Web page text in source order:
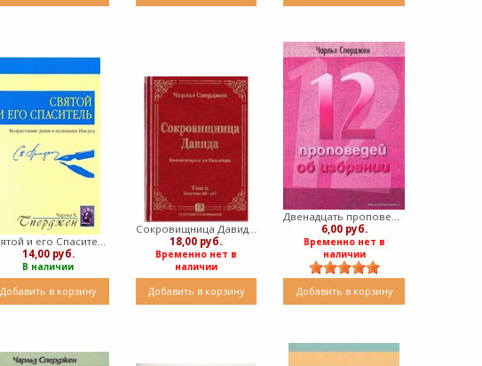
Святой и его Спаситель (Мягкий)
14,00 руб.
В наличии
Добавить в корзину
Сокровищница Давида. Комментарии на Псалтирь. Том 2 (псалмы 26-51) (твердый)
18,00 руб.
Временно нет в
наличии
Добавить в корзину
6,00 руб.
Временно нет в
наличии
Добавить в корзину